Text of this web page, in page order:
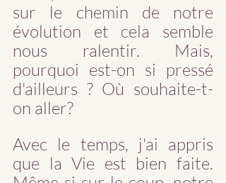
sur le chemin de notre
évolution et cela semble
nous ralentir. Mais,
pourquoi est-on si pressé
d'ailleurs ? Où souhaite-t-
on aller?
Avec le temps, j'ai appris
que la Vie est bien faite.